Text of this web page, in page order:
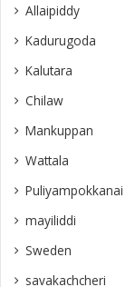
Allaipiddy
Kadurugoda
Kalutara
Chilaw
Mankuppan
Wattala
Puliyampokkanai
mayiliddi
Sweden
savakachcheri